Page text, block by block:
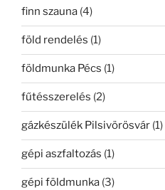
finn szauna (4)
föld rendelés (1)
földmunka Pécs (1)
fűtésszerelés (2)
gázkészülék Pilsivörösvár (1)
gépi aszfaltozás (1)
gépi földmunka (3)